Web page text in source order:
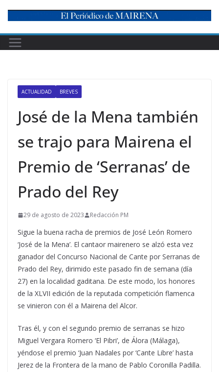
content
ACTUALIDAD BREVES
José de la Mena también
se trajo para Mairena el
Premio de ‘Serranas’ de
Prado del Rey
29 de agosto de 2023 Redacción PM
Sigue la buena racha de premios de José León Romero
‘José de la Mena’. El cantaor mairenero se alzó esta vez
ganador del Concurso Nacional de Cante por Serranas de
Prado del Rey, dirimido este pasado fin de semana (día
27) en la localidad gaditana. De este modo, los honores
de la XLVII edición de la reputada competición flamenca
se vinieron con él a Mairena del Alcor.
Tras él, y con el segundo premio de serranas se hizo
Miguel Vergara Romero ‘El Pibri’, de Álora (Málaga),
yéndose el premio ‘Juan Nadales por ‘Cante Libre’ hasta
Jerez de la Frontera de la mano de Pablo Coronilla Padilla.